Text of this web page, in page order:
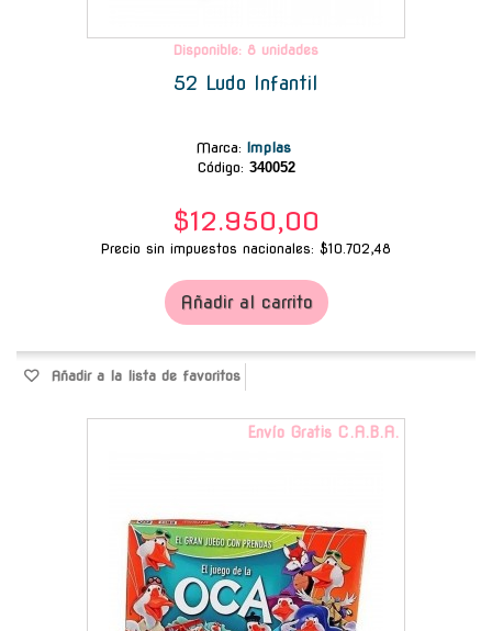
Disponible: 8 unidades
52 Ludo Infantil
Marca: Implas
Código: 340052
$12.950,00
Precio sin impuestos nacionales: $10.702,48
Añadir al carrito
Añadir a la lista de favoritos
Envío Gratis C.A.B.A.